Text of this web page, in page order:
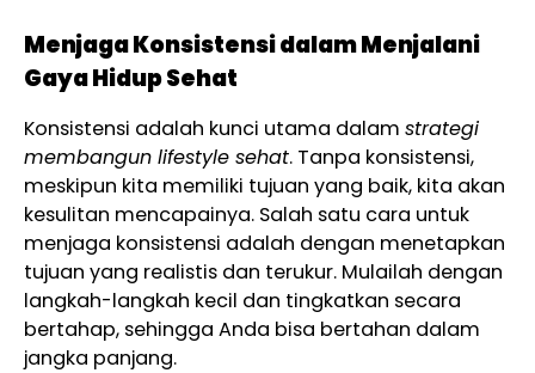
Menjaga Konsistensi dalam Menjalani
Gaya Hidup Sehat
Konsistensi adalah kunci utama dalam strategi
membangun lifestyle sehat. Tanpa konsistensi,
meskipun kita memiliki tujuan yang baik, kita akan
kesulitan mencapainya. Salah satu cara untuk
menjaga konsistensi adalah dengan menetapkan
tujuan yang realistis dan terukur. Mulailah dengan
langkah-langkah kecil dan tingkatkan secara
bertahap, sehingga Anda bisa bertahan dalam
jangka panjang.